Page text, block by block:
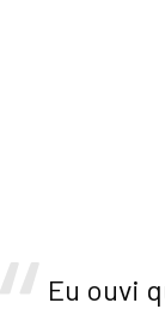
Eu ouvi